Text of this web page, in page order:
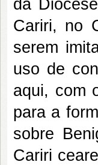
da
Cariri, no
serem
uso de
aqui, com
para a
sobre
Cariri